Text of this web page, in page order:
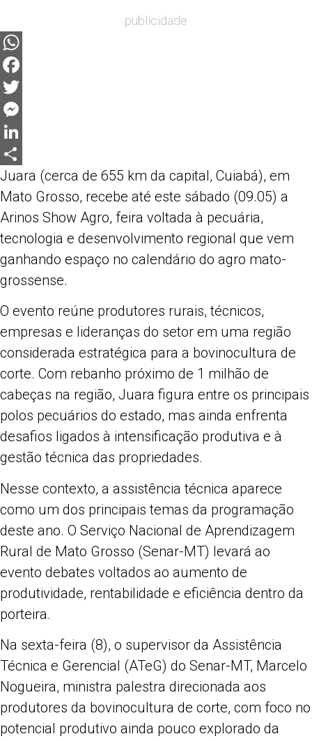
publicidade
WhatsApp
Facebook
Twitter
Messenger
LinkedIn
Share
Juara (cerca de 655 km da capital, Cuiabá), em
Mato Grosso, recebe até este sábado (09.05) a
Arinos Show Agro, feira voltada à pecuária,
tecnologia e desenvolvimento regional que vem
ganhando espaço no calendário do agro mato-
grossense.
O evento reúne produtores rurais, técnicos,
empresas e lideranças do setor em uma região
considerada estratégica para a bovinocultura de
corte. Com rebanho próximo de 1 milhão de
cabeças na região, Juara figura entre os principais
polos pecuários do estado, mas ainda enfrenta
desafios ligados à intensificação produtiva e à
gestão técnica das propriedades.
Nesse contexto, a assistência técnica aparece
como um dos principais temas da programação
deste ano. O Serviço Nacional de Aprendizagem
Rural de Mato Grosso (Senar-MT) levará ao
evento debates voltados ao aumento de
produtividade, rentabilidade e eficiência dentro da
porteira.
Na sexta-feira (8), o supervisor da Assistência
Técnica e Gerencial (ATeG) do Senar-MT, Marcelo
Nogueira, ministra palestra direcionada aos
produtores da bovinocultura de corte, com foco no
potencial produtivo ainda pouco explorado da